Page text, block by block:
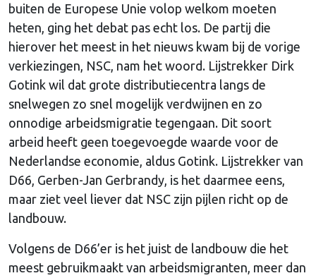
buiten de Europese Unie volop welkom moeten
heten, ging het debat pas echt los. De partij die
hierover het meest in het nieuws kwam bij de vorige
verkiezingen, NSC, nam het woord. Lijstrekker Dirk
Gotink wil dat grote distributiecentra langs de
snelwegen zo snel mogelijk verdwijnen en zo
onnodige arbeidsmigratie tegengaan. Dit soort
arbeid heeft geen toegevoegde waarde voor de
Nederlandse economie, aldus Gotink. Lijstrekker van
D66, Gerben-Jan Gerbrandy, is het daarmee eens,
maar ziet veel liever dat NSC zijn pijlen richt op de
landbouw.
Volgens de D66’er is het juist de landbouw die het
meest gebruikmaakt van arbeidsmigranten, meer dan